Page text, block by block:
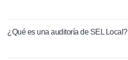
¿Qué es una auditoría de SEL Local?